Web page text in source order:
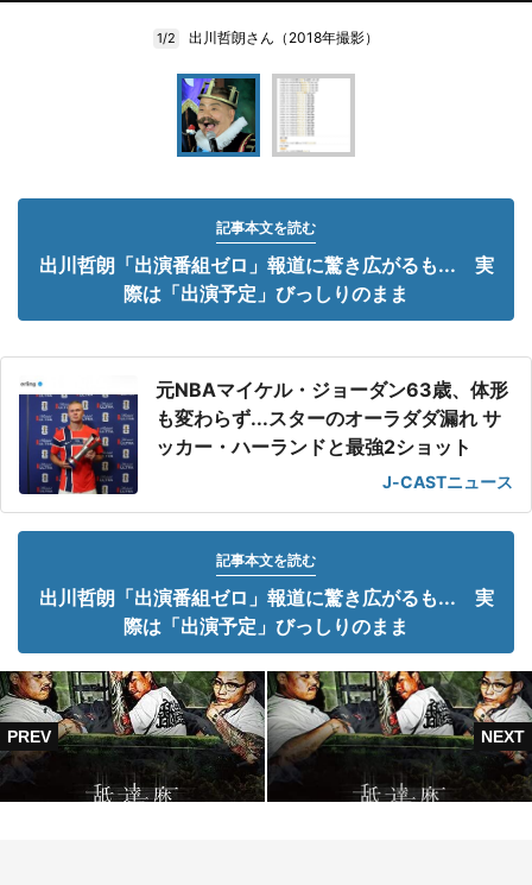
1/2 出川哲朗さん（2018年撮影）
記事本文を読む
出川哲朗「出演番組ゼロ」報道に驚き広がるも... 実
際は「出演予定」びっしりのまま
元NBAマイケル・ジョーダン63歳、体形
も変わらず...スターのオーラダダ漏れ サ
ッカー・ハーランドと最強2ショット
J-CASTニュース
記事本文を読む
出川哲朗「出演番組ゼロ」報道に驚き広がるも... 実
際は「出演予定」びっしりのまま